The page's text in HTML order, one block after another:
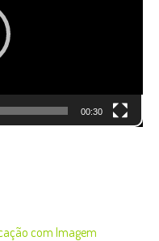
00:30
com Imagem